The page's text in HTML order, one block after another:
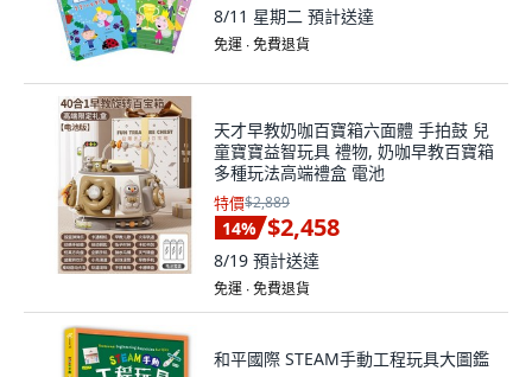
8/11 星期二 預計送達
免運 ∙ 免費退貨
天才早教奶咖百寶箱六面體 手拍鼓 兒
童寶寶益智玩具 禮物, 奶咖早教百寶箱
多種玩法高端禮盒 電池
特價$2,889
14% $2,458
8/19 預計送達
免運 ∙ 免費退貨
和平國際 STEAM手動工程玩具大圖鑑